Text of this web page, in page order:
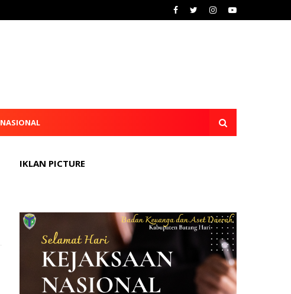
NASIONAL
IKLAN PICTURE